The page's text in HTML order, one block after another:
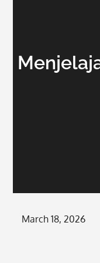
Posted
March 18, 2026